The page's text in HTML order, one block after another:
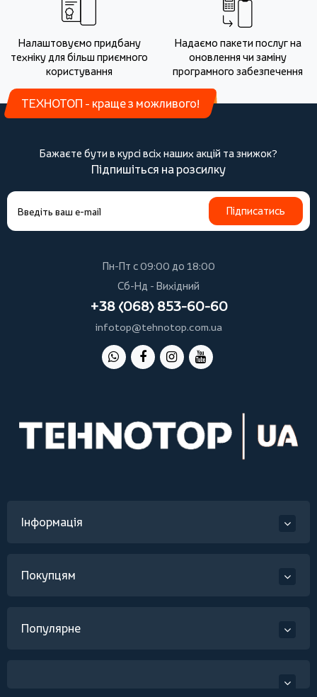
Налаштовуємо придбану
техніку для більш приємного
користування
Надаємо пакети послуг на
оновлення чи заміну
програмного забезпечення
ТЕХНОТОП - краще з можливого!
Бажаєте бути в курсі всіх наших акцій та знижок?
Підпишіться на розсилку
Підписатись
Пн-Пт с 09:00 до 18:00
Сб-Нд - Вихідний
+38 (068) 853-60-60
infotop@tehnotop.com.ua
Інформація
Покупцям
Популярне